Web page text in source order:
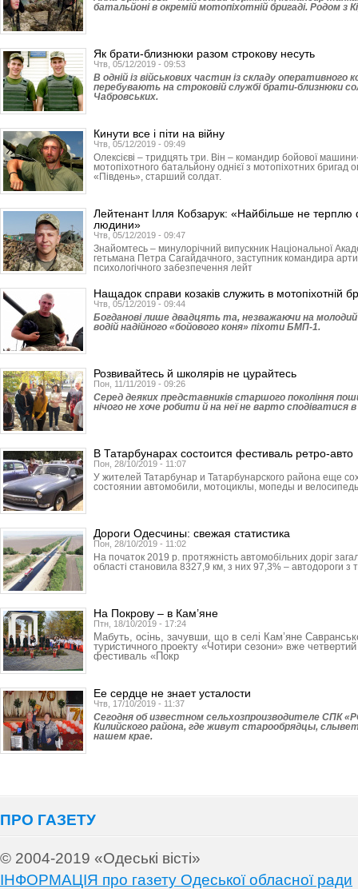
батальйоні в окремій мотопіхотній бригаді. Родом з
Як брати-близнюки разом строкову несуть
Чтв, 05/12/2019 - 09:53
В одній із військових частин із складу оперативного
перебувають на строковій службі брати-близнюки
Чабровських.
Кинути все і піти на війну
Чтв, 05/12/2019 - 09:49
Олексієві – тридцять три. Він – командир бойової
мотопіхотного батальйону однієї з мотопіхотних бригад
«Південь», старший солдат.
Лейтенант Ілля Кобзарук: «Найбільше не
людини»
Чтв, 05/12/2019 - 09:47
Знайомтесь – минулорічний випускник Національної
гетьмана Петра Сагайдачного, заступник командира
психологічного забезпечення лейт
Нащадок справи козаків служить в мотопіхотній
Чтв, 05/12/2019 - 09:44
Богданові лише двадцять та, незважаючи на молодий
водій надійного «бойового коня» піхоти БМП-1.
Розвивайтесь й школярів не цурайтесь
Пон, 11/11/2019 - 09:26
Серед деяких представників старшого покоління
нічого не хоче робити й на неї не варто сподіватися
В Татарбунарах состоится фестиваль ретро-авто
Пон, 28/10/2019 - 11:07
У жителей Татар­бунар и Татарбу­нар­ского района еще
состоянии автомобили, мотоциклы, мопеды и
Дороги Одесчины: свежая статистика
Пон, 28/10/2019 - 11:02
На початок 2019 р. протяжність автомобільних доріг
області становила 8327,9 км, з них 97,3% – автодороги з
На Покрову – в Кам’яне
Птн, 18/10/2019 - 17:24
Мабуть, осінь, зачувши, що в селі Кам’яне
туристичного проекту «Чотири сезони» вже
фестиваль «Покр
Ее сердце не знает усталости
Чтв, 17/10/2019 - 11:37
Сегодня об известном сельхозпроизводителе СПК
Килийского района, где живут старообрядцы,
нашем крае.
ПРО ГАЗЕТУ
© 2004-2019 «Одеські вісті»
ІНФОРМАЦІЯ про газету Одеської обласної ради